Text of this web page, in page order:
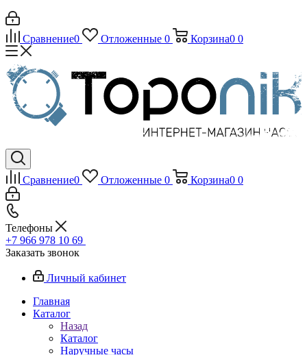
Сравнение0 Отложенные 0 Корзина0 0
Сравнение0 Отложенные 0 Корзина0 0
Телефоны
+7 966 978 10 69
Заказать звонок
Личный кабинет
Главная
Каталог
Назад
Каталог
Наручные часы